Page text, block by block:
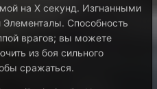
на X секунд. Изгнанными
Способность
врагов; вы можете
из боя сильного
сражаться.